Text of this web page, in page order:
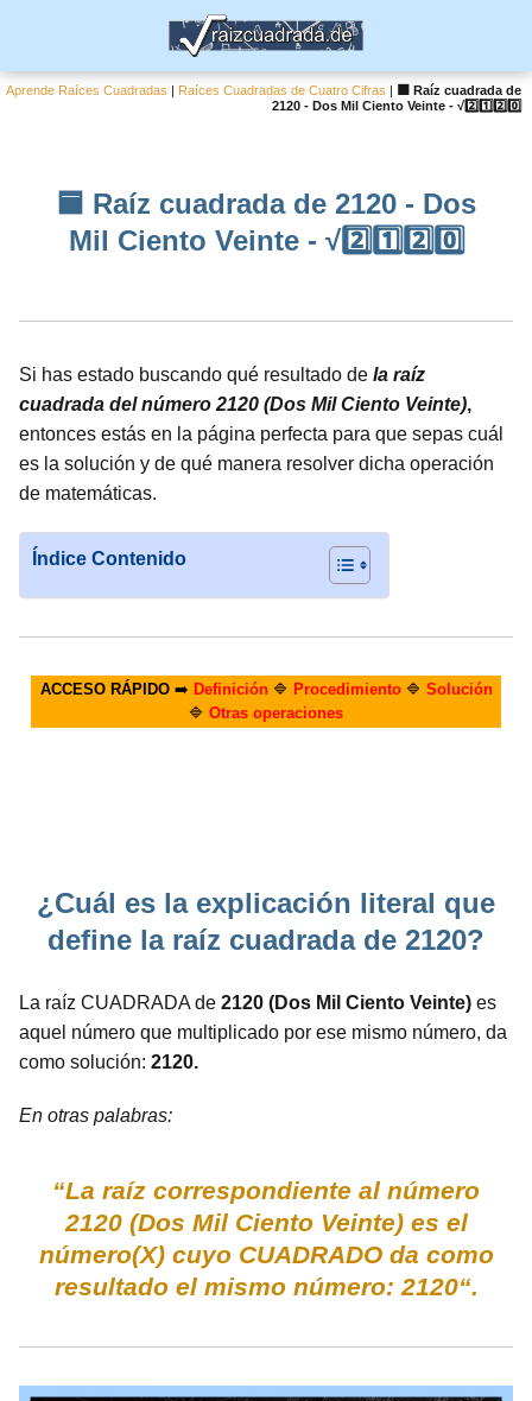
Aprende Raíces Cuadradas | Raíces Cuadradas de Cuatro Cifras |
🟦 Raíz cuadrada de
2120 - Dos Mil Ciento Veinte - √2️⃣1️⃣2️⃣0️⃣
🟦 Raíz cuadrada de 2120 - Dos
Mil Ciento Veinte - √2️⃣1️⃣2️⃣0️⃣
Si has estado buscando qué resultado de la raíz
cuadrada del número 2120 (Dos Mil Ciento Veinte),
entonces estás en la página perfecta para que sepas cuál
es la solución y de qué manera resolver dicha operación
de matemáticas.
Índice Contenido
ACCESO RÁPIDO➡️ Definición🔷 Procedimiento🔷 Solución
🔷 Otras operaciones
¿Cuál es la explicación literal que
define la raíz cuadrada de 2120?
La raíz CUADRADA de 2120 (Dos Mil Ciento Veinte) es
aquel número que multiplicado por ese mismo número, da
como solución: 2120.
En otras palabras:
“La raíz correspondiente al número
2120 (Dos Mil Ciento Veinte) es el
número(X) cuyo CUADRADO da como
resultado el mismo número: 2120“.